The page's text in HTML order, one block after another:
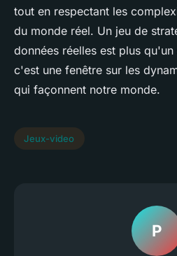
tout en respectant les
du monde réel. Un jeu de
données réelles est plus
c'est une fenêtre sur les
qui façonnent notre monde.
Jeux-video
P